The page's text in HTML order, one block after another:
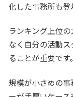
化した事務所も登
ランキング上位
なく自分の活動
ることが重要です。
規模が小さめの